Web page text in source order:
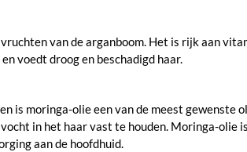
van de arganboom. Het is rijk aan
voedt droog en beschadigd haar.
is moringa-olie een van de meest
in het haar vast te houden. Moringa-olie
aan de hoofdhuid.